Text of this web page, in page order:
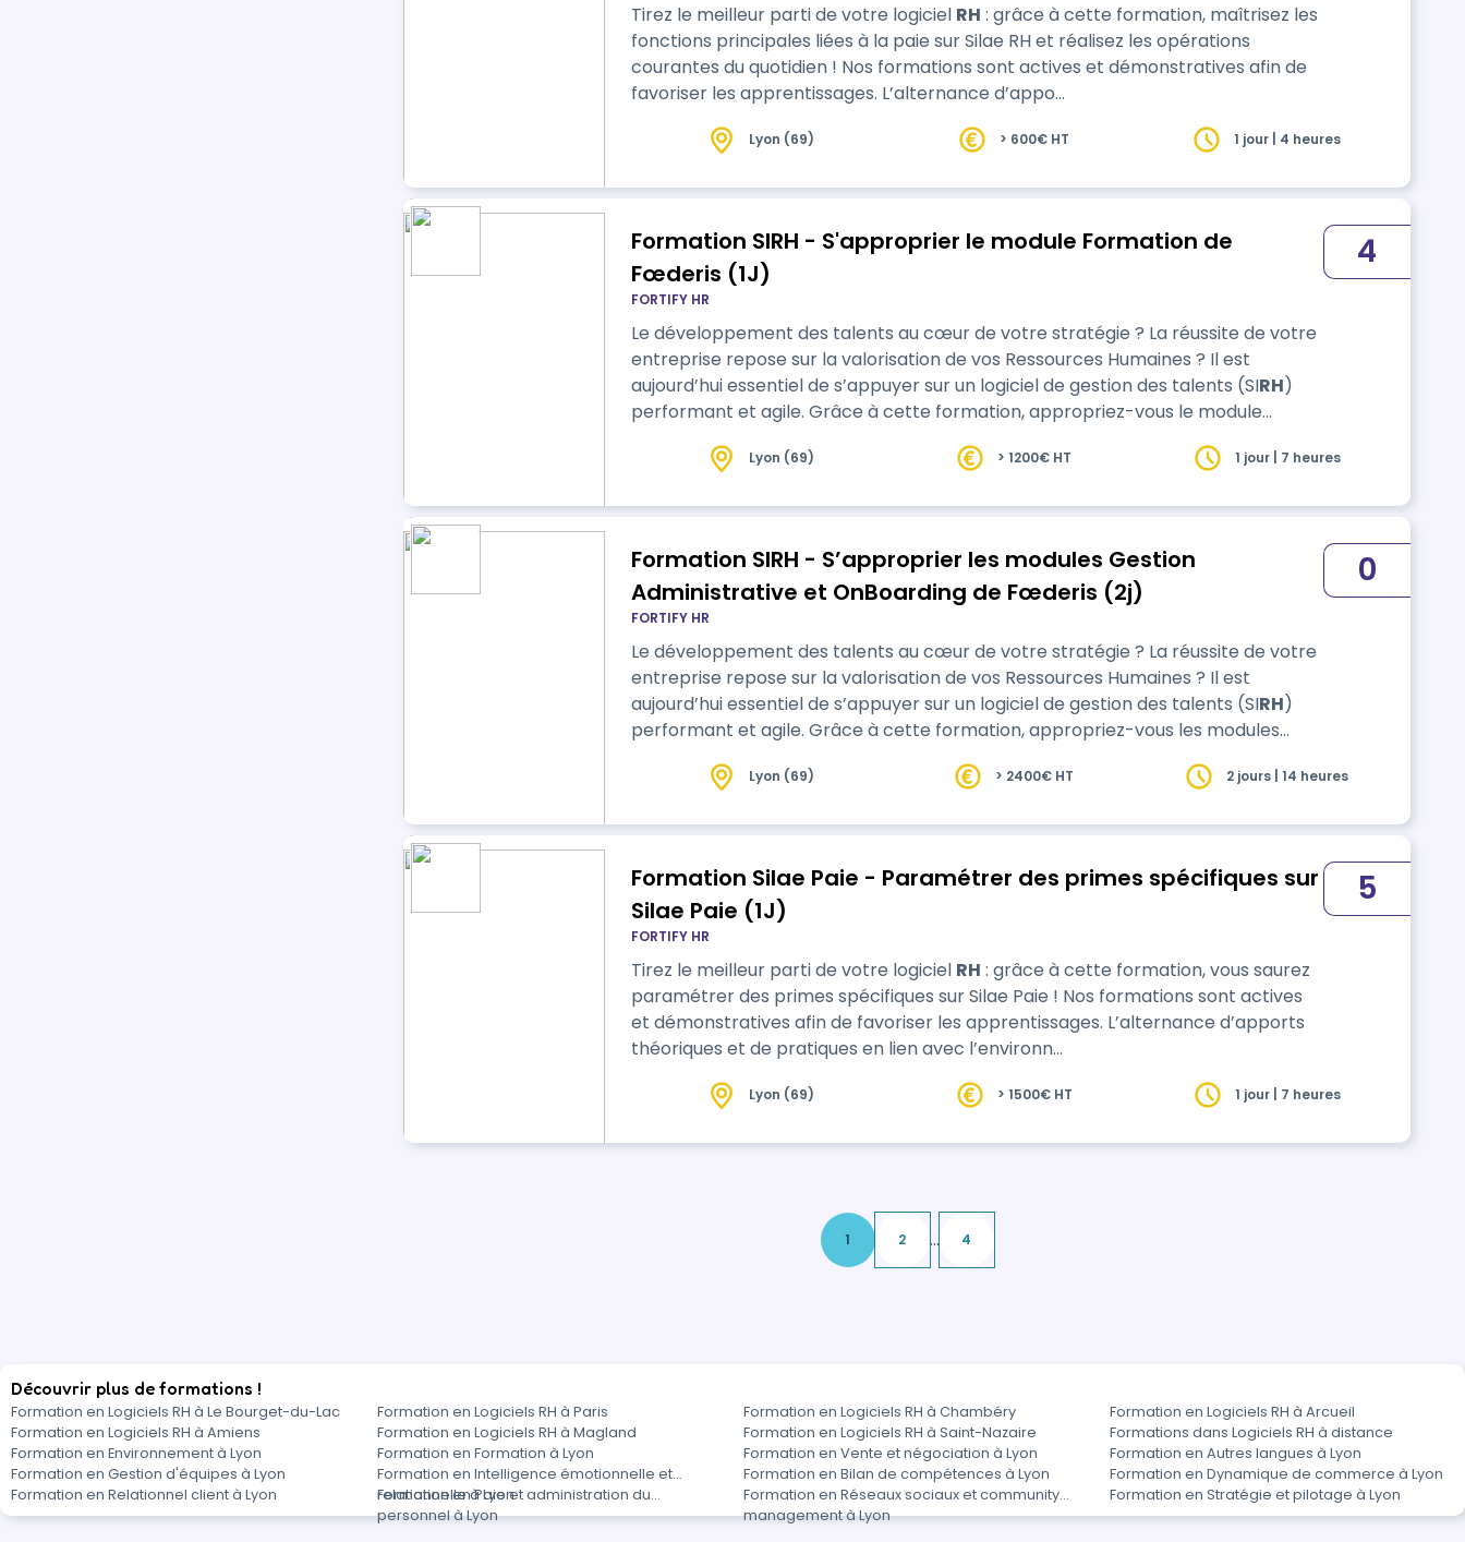
Tirez le meilleur parti de votre logiciel RH : grâce à cette formation, maîtrisez les
fonctions principales liées à la paie sur Silae RH et réalisez les opérations
courantes du quotidien ! Nos formations sont actives et démonstratives afin de
favoriser les apprentissages. L’alternance d’appo…
Lyon (69) > 600€ HT 1 jour | 4 heures
Formation SIRH - S'approprier le module Formation de
Fœderis (1J)
FORTIFY HR
Le développement des talents au cœur de votre stratégie ? La réussite de votre
entreprise repose sur la valorisation de vos Ressources Humaines ? Il est
aujourd’hui essentiel de s’appuyer sur un logiciel de gestion des talents (SIRH)
performant et agile. Grâce à cette formation, appropriez-vous le module
démonstratives afin de favoriser les apprentissages. L’alternance d’apports
4
Lyon (69) > 1200€ HT 1 jour | 7 heures
Formation SIRH - S’approprier les modules Gestion
Administrative et OnBoarding de Fœderis (2j)
FORTIFY HR
Le développement des talents au cœur de votre stratégie ? La réussite de votre
entreprise repose sur la valorisation de vos Ressources Humaines ? Il est
aujourd’hui essentiel de s’appuyer sur un logiciel de gestion des talents (SIRH)
performant et agile. Grâce à cette formation, appropriez-vous les modules
formations sont actives et démonstratives afin de favoriser les apprentissages.
0
Lyon (69) > 2400€ HT 2 jours | 14 heures
Formation Silae Paie - Paramétrer des primes spécifiques sur
Silae Paie (1J)
FORTIFY HR
Tirez le meilleur parti de votre logiciel RH : grâce à cette formation, vous saurez
paramétrer des primes spécifiques sur Silae Paie ! Nos formations sont actives
et démonstratives afin de favoriser les apprentissages. L’alternance d’apports
théoriques et de pratiques en lien avec l’environn…
5
Lyon (69) > 1500€ HT 1 jour | 7 heures
1 2 ... 4
Découvrir plus de formations !
Formation en Logiciels RH à Le Bourget-du-Lac Formation en Logiciels RH à Paris Formation en Logiciels RH à Chambéry
Formation en Logiciels RH à Arcueil
Formation en Logiciels RH à Amiens
Formation en Logiciels RH à Magland Formation en Logiciels RH à Saint-Nazaire
Formations dans Logiciels RH à distance
Formation en Environnement à Lyon
Formation en Formation à Lyon Formation en Vente et négociation à Lyon
Formation en Autres langues à Lyon
Formation en Gestion d'équipes à Lyon
Formation en Intelligence émotionnelle et
relationnelle à Lyon
Formation en Bilan de compétences à Lyon
Formation en Dynamique de commerce à Lyon
Formation en Relationnel client à Lyon
Formation en Paie et administration du
personnel à Lyon
Formation en Réseaux sociaux et community
management à Lyon
Formation en Stratégie et pilotage à Lyon